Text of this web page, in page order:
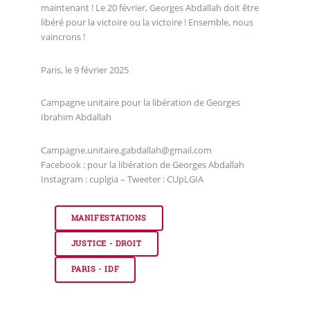
maintenant ! Le 20 février, Georges Abdallah doit être
libéré pour la victoire ou la victoire ! Ensemble, nous
vaincrons !
Paris, le 9 février 2025
Campagne unitaire pour la libération de Georges
Ibrahim Abdallah
Campagne.unitaire.gabdallah@gmail.com
Facebook : pour la libération de Georges Abdallah
Instagram : cuplgia – Tweeter : CUpLGIA
MANIFESTATIONS
JUSTICE - DROIT
PARIS - IDF